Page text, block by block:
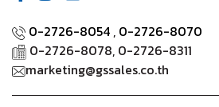
0-2726-8054 , 0-2726-8070
0-2726-8078, 0-2726-8311
marketing@gssales.co.th